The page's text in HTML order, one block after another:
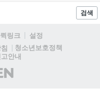
대폭 상승하는 성과를 냈습니
상금 11만 달러 규모의 제4회
델을 지속할 방침입니다....
검색
퀵링크
설정
청소년보호정책
안내